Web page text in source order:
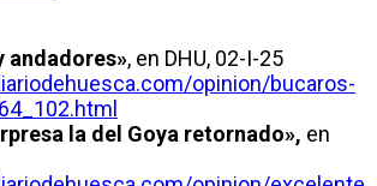
andadores», en DHU, 02-I-25
opinion/bucaros-
la del Goya retornado», en